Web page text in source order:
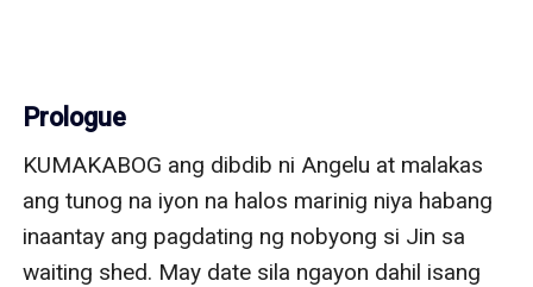
Prologue
KUMAKABOG ang dibdib ni Angelu at malakas
ang tunog na iyon na halos marinig niya habang
inaantay ang pagdating ng nobyong si Jin sa
waiting shed. May date sila ngayon dahil isang